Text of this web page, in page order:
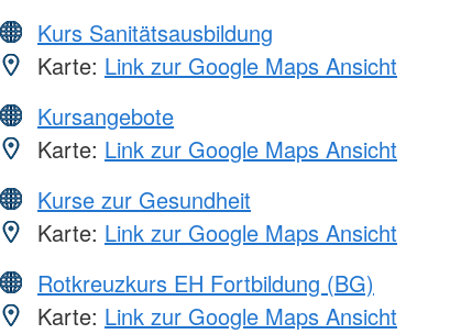
Kurs Sanitätsausbildung
Karte: Link zur Google Maps Ansicht
Kursangebote
Karte: Link zur Google Maps Ansicht
Kurse zur Gesundheit
Karte: Link zur Google Maps Ansicht
Rotkreuzkurs EH Fortbildung (BG)
Karte: Link zur Google Maps Ansicht